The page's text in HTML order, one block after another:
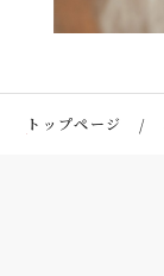
トップページ